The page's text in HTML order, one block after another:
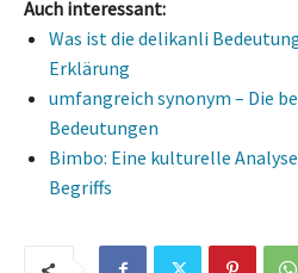
Auch interessant:
Was ist die delikanli
Erklärung
umfangreich synonym – Die
Bedeutungen
Bimbo: Eine kulturelle
Begriffs